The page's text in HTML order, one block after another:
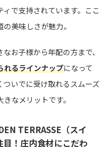
で支持されています。ここ
美味しさが魅力。
お子様から年配の方まで、
れるラインナップになって
いでに受け取れるスムーズ
なメリットです。
TERRASSE（スイ
！庄内食材にこだわ